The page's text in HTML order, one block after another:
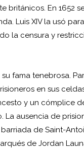
británicos. En 1652
Luis XIV la usó
la censura y
fama tenebrosa.
en sus
y un cómplice
La ausencia de
de Saint-
de Jordan